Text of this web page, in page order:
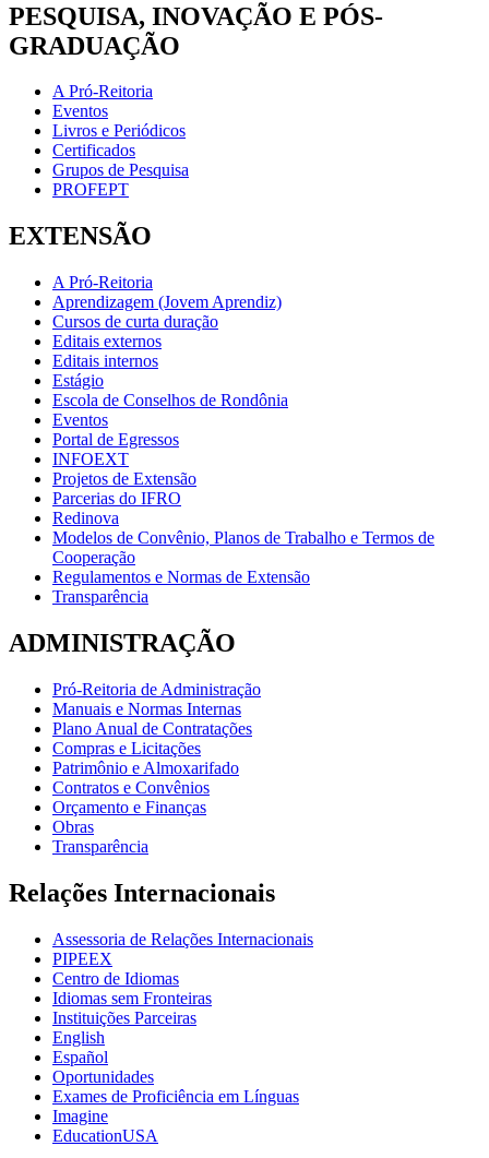
PESQUISA, INOVAÇÃO E PÓS-
GRADUAÇÃO
A Pró-Reitoria
Eventos
Livros e Periódicos
Certificados
Grupos de Pesquisa
PROFEPT
EXTENSÃO
A Pró-Reitoria
Aprendizagem (Jovem Aprendiz)
Cursos de curta duração
Editais externos
Editais internos
Estágio
Escola de Conselhos de Rondônia
Eventos
Portal de Egressos
INFOEXT
Projetos de Extensão
Parcerias do IFRO
Redinova
Modelos de Convênio, Planos de Trabalho e Termos de
Cooperação
Regulamentos e Normas de Extensão
Transparência
ADMINISTRAÇÃO
Pró-Reitoria de Administração
Manuais e Normas Internas
Plano Anual de Contratações
Compras e Licitações
Patrimônio e Almoxarifado
Contratos e Convênios
Orçamento e Finanças
Obras
Transparência
Relações Internacionais
Assessoria de Relações Internacionais
PIPEEX
Centro de Idiomas
Idiomas sem Fronteiras
Instituições Parceiras
English
Español
Oportunidades
Exames de Proficiência em Línguas
Imagine
EducationUSA